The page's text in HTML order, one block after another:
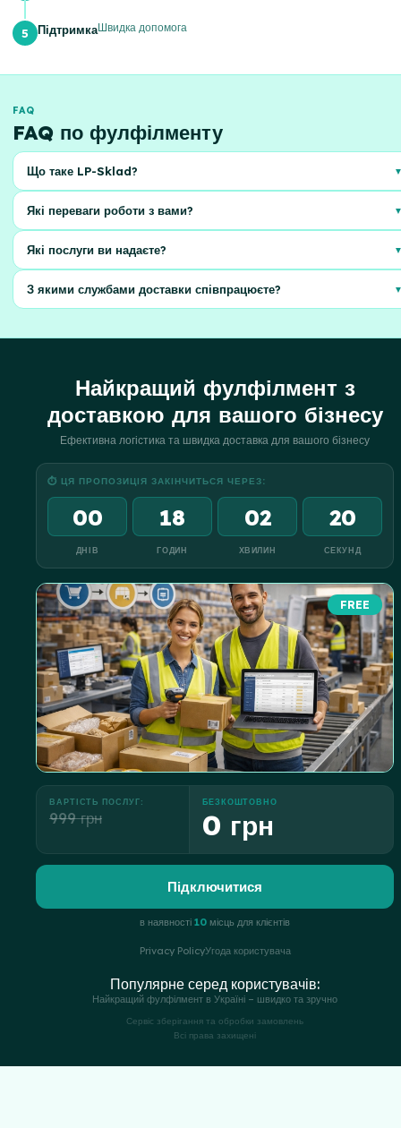
ПідтримкаШвидка допомога
FAQ
FAQ по фулфілменту
Що таке LP-Sklad?
зберігання до доставки
Які переваги роботи з вами?
професійна обробка замовлень
Які послуги ви надаєте?
товарів
З якими службами доставки співпрацюєте?
перевізниками для швидкої доставки
Найкращий фулфілмент з
доставкою для вашого бізнесу
Ефективна логістика та швидка доставка для вашого бізнесу
⏱ ЦЯ ПРОПОЗИЦІЯ ЗАКІНЧИТЬСЯ ЧЕРЕЗ:
00
ДНІВ
18
ГОДИН
02
ХВИЛИН
19
СЕКУНД
FREE
ВАРТІСТЬ ПОСЛУГ:
999 грн
БЕЗКОШТОВНО
0 грн
Підключитися
в наявності 10 місць для клієнтів
Privacy PolicyУгода користувача
Популярне серед користувачів:
Найкращий фулфілмент в Україні – швидко та зручно
Сервіс зберігання та обробки замовлень
Всі права захищені